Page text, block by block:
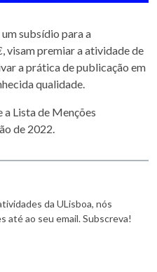
subsídio para a
visam premiar a atividade de
a prática de publicação em
qualidade.
a Lista de Menções
de 2022.
da ULisboa, nós
até ao seu email. Subscreva!